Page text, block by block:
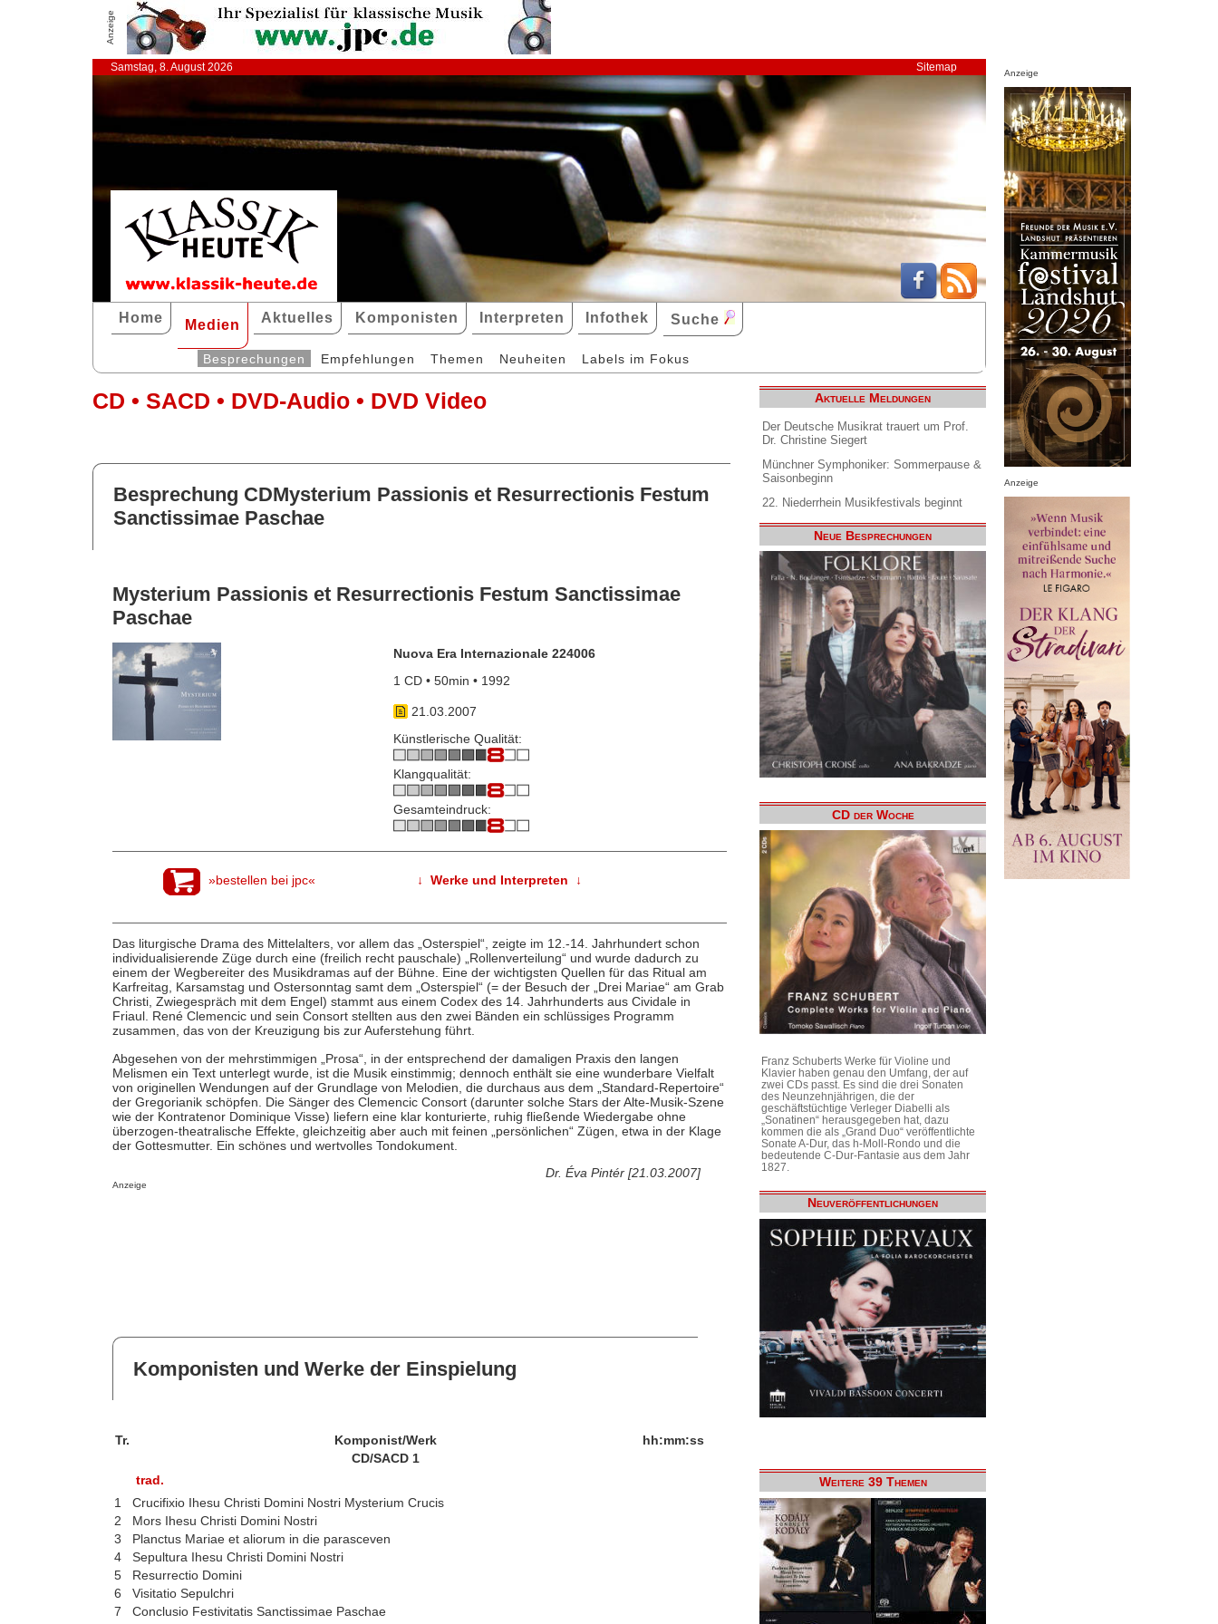
Anzeige
Samstag, 8. August 2026 Sitemap
Home Medien Aktuelles Komponisten Interpreten Infothek Suche
Besprechungen Empfehlungen Themen Neuheiten Labels im Fokus
CD • SACD • DVD-Audio • DVD Video
Besprechung CDMysterium Passionis et Resurrectionis Festum
Sanctissimae Paschae
Mysterium Passionis et Resurrectionis Festum Sanctissimae
Paschae
Nuova Era Internazionale 224006
1 CD • 50min • 1992
21.03.2007
Künstlerische Qualität:
Klangqualität:
Gesamteindruck:
»bestellen bei jpc« ↓ Werke und Interpreten ↓
Das liturgische Drama des Mittelalters, vor allem das „Osterspiel“, zeigte im 12.-14. Jahrhundert schon
individualisierende Züge durch eine (freilich recht pauschale) „Rollenverteilung“ und wurde dadurch zu
einem der Wegbereiter des Musikdramas auf der Bühne. Eine der wichtigsten Quellen für das Ritual am
Karfreitag, Karsamstag und Ostersonntag samt dem „Osterspiel“ (= der Besuch der „Drei Mariae“ am Grab
Christi, Zwiegespräch mit dem Engel) stammt aus einem Codex des 14. Jahrhunderts aus Cividale in
Friaul. René Clemencic und sein Consort stellten aus den zwei Bänden ein schlüssiges Programm
zusammen, das von der Kreuzigung bis zur Auferstehung führt.
Abgesehen von der mehrstimmigen „Prosa“, in der entsprechend der damaligen Praxis den langen
Melismen ein Text unterlegt wurde, ist die Musik einstimmig; dennoch enthält sie eine wunderbare Vielfalt
von originellen Wendungen auf der Grundlage von Melodien, die durchaus aus dem „Standard-Repertoire“
der Gregorianik schöpfen. Die Sänger des Clemencic Consort (darunter solche Stars der Alte-Musik-Szene
wie der Kontratenor Dominique Visse) liefern eine klar konturierte, ruhig fließende Wiedergabe ohne
überzogen-theatralische Effekte, gleichzeitig aber auch mit feinen „persönlichen“ Zügen, etwa in der Klage
der Gottesmutter. Ein schönes und wertvolles Tondokument.
Dr. Éva Pintér [21.03.2007]
Anzeige
Komponisten und Werke der Einspielung
Tr. Komponist/Werk
hh:mm:ss
CD/SACD 1
trad.
1
Crucifixio Ihesu Christi Domini Nostri Mysterium Crucis
2
Mors Ihesu Christi Domini Nostri
3
Planctus Mariae et aliorum in die parasceven
4
Sepultura Ihesu Christi Domini Nostri
5
Resurrectio Domini
6
Visitatio Sepulchri
7
Conclusio Festivitatis Sanctissimae Paschae
Aktuelle Meldungen
Der Deutsche Musikrat trauert um Prof.
Dr. Christine Siegert
Münchner Symphoniker: Sommerpause &
Saisonbeginn
22. Niederrhein Musikfestivals beginnt
Neue Besprechungen
CD der Woche
Franz Schuberts Werke für Violine und
Klavier haben genau den Umfang, der auf
zwei CDs passt. Es sind die drei Sonaten
des Neunzehnjährigen, die der
geschäftstüchtige Verleger Diabelli als
„Sonatinen“ herausgegeben hat, dazu
kommen die als „Grand Duo“ veröffentlichte
Sonate A-Dur, das h-Moll-Rondo und die
bedeutende C-Dur-Fantasie aus dem Jahr
1827.
Neuveröffentlichungen
Weitere 39 Themen
Anzeige
Anzeige